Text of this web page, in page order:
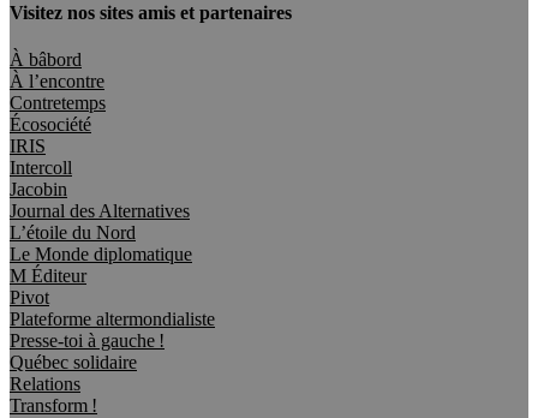
Visitez nos sites amis et partenaires
À bâbord
À l’encontre
Contretemps
Écosociété
IRIS
Intercoll
Jacobin
Journal des Alternatives
L’étoile du Nord
Le Monde diplomatique
M Éditeur
Pivot
Plateforme altermondialiste
Presse-toi à gauche !
Québec solidaire
Relations
Transform !